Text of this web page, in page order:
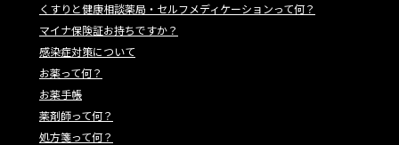
くすりと健康相談薬局・セルフメディケーションって何？
マイナ保険証お持ちですか？
感染症対策について
お薬って何？
お薬手帳
薬剤師って何？
処方箋って何？